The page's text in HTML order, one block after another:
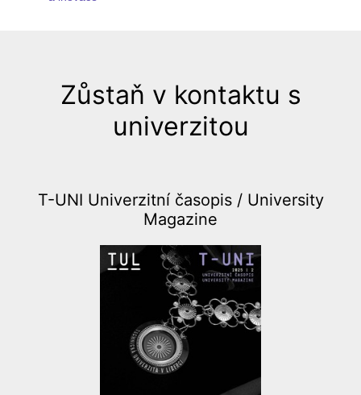
Zůstaň v kontaktu s
univerzitou
T-UNI Univerzitní časopis / University
Magazine